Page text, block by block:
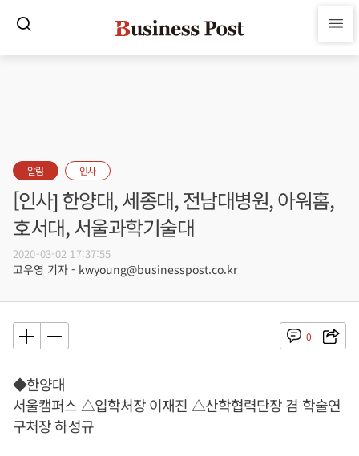
알림 인사
[인사] 한양대, 세종대, 전남대병원, 아워홈,
호서대, 서울과학기술대
2020-03-02 17:37:55
고우영 기자 - kwyoung@businesspost.co.kr
0
◆한양대
서울캠퍼스 △입학처장 이재진 △산학협력단장 겸 학술연
구처장 하성규